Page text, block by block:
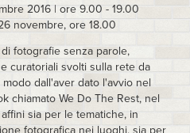
2016 | ore 9.00 - 19.00
novembre, ore 18.00
fotografie senza parole,
curatoriali svolti sulla rete da
dall'aver dato l'avvio nel
chiamato We Do The Rest, nel
sia per le tematiche, in
fotografica nei luoghi, sia per